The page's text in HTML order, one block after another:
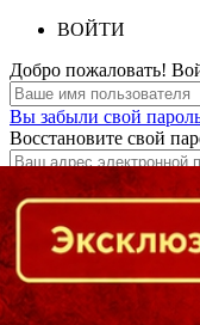
ВОЙТИ
Добро пожаловать!
Вы забыли свой
Восстановите свой
Кто есть кто в